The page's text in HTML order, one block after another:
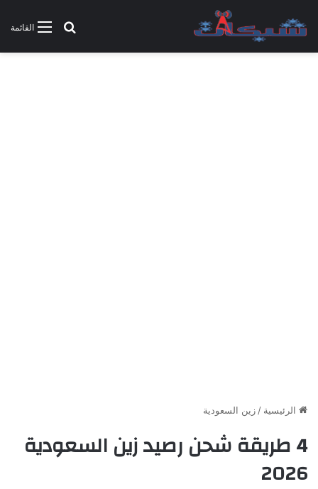
القائمةبحث عن
الرئيسية / زين السعودية
4 طريقة شحن رصيد زين السعودية
2026